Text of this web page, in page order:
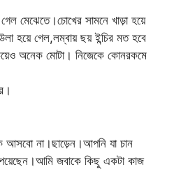
মেঝেতে।চোখের সামনে খাড়া হয়ে
হয়ে গেল,লম্বায় ছয় ইন্চির মত হবে
অনেক মোটা। নিজেকে কোনরকমে
আসবো না।ছাড়েন।আপনি যা চান
জবাকে কিছু একটা কাজ